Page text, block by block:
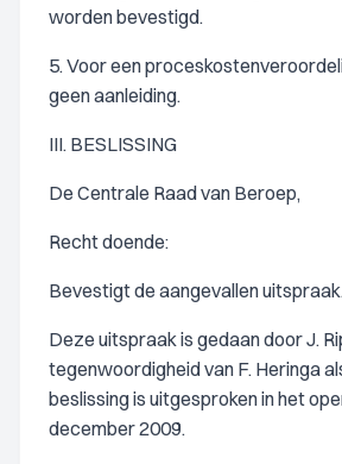
worden bevestigd.
5. Voor een
geen aanleiding.
III. BESLISSING
De Centrale Raad van Beroep,
Recht doende:
Bevestigt de aangevallen
Deze uitspraak is gedaan door J.
tegenwoordigheid van F. Heringa
beslissing is uitgesproken in het
december 2009.